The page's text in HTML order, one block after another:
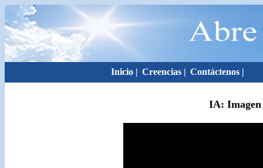
Inicio | Creencias | Contáctenos |
IA: